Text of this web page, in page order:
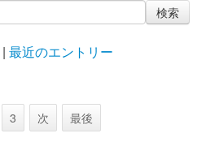
検索
| 最近のエントリー
3 次 最後